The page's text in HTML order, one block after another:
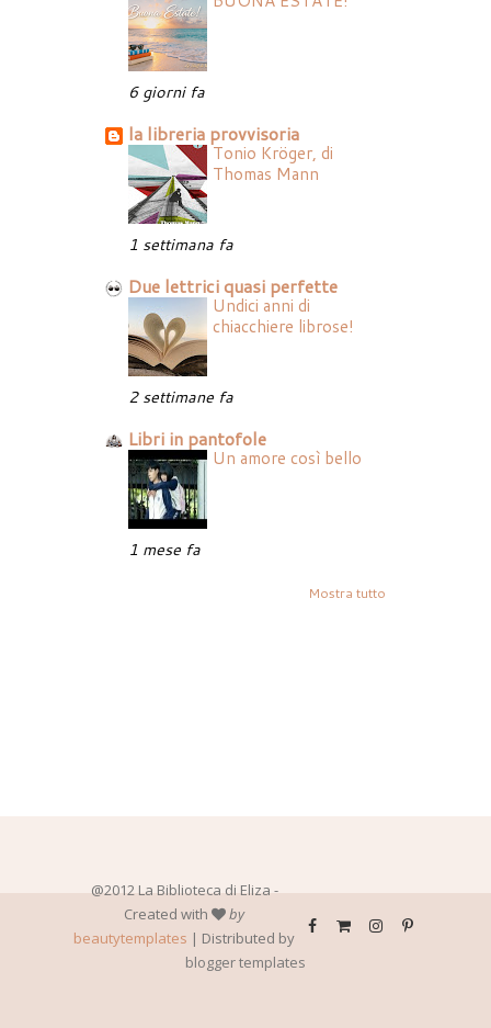
6 giorni fa
la libreria provvisoria
Tonio Kröger, di
Thomas Mann
1 settimana fa
Due lettrici quasi perfette
Undici anni di
chiacchiere librose!
2 settimane fa
Libri in pantofole
Un amore così bello
1 mese fa
Mostra tutto
@2012 La Biblioteca di Eliza -
Created with
by
beautytemplates | Distributed by
blogger templates